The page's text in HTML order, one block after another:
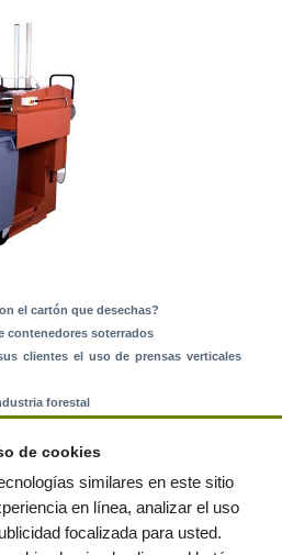
el cartón que desechas?
contenedores soterrados
clientes el uso de prensas verticales
forestal
reservados Política de privacidad
de cookies
similares en este sitio
en línea, analizar el uso
focalizada para usted.